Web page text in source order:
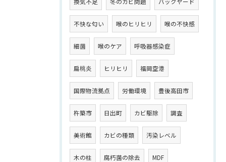
不快な匂い 喉のヒリヒリ 喉の不快感
細菌 喉のケア 呼吸器感染症
扁桃炎 ヒリヒリ 福岡空港
国際物流拠点 労働環境 豊後高田市
杵築市 日出町 カビ駆除 調査
美術館 カビの種類 汚染レベル
木の柱 腐朽菌の除去 MDF